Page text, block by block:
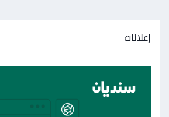
إعلانات